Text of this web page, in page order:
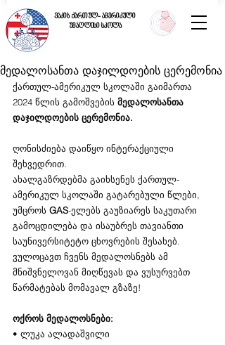
ვაკის ქართულ- ამერიკული
უმაღლესი სკოლა
მედალოსანთა დაჯილდოების ცერემონია
ქართულ-ამერიკულ სკოლაში გაიმართა
2024 წლის გამოშვების მედალოსანთა
დაჯილდოების ცერემონია.
ღონისძიება დაიწყო ინტერაქციული
შეხვედრით.
ახალგაზრდებმა გაიხსენეს ქართულ-
ამერიკულ სკოლაში გატარებული წლები,
უმცროს GAS-ელებს გაუზიარეს საკუთარი
გამოცდილება და ისაუბრეს თავიანთი
საუნივერსიტეტო ცხოვრების შესახებ.
ვულოცავთ ჩვენს მედალოსნებს ამ
მნიშვნელოვან მიღწევას და ვუსურვებთ
წარმატებას მომავალ გზაზე!
ოქროს მედალოსნები:
• ლუკა ალადაშვილი